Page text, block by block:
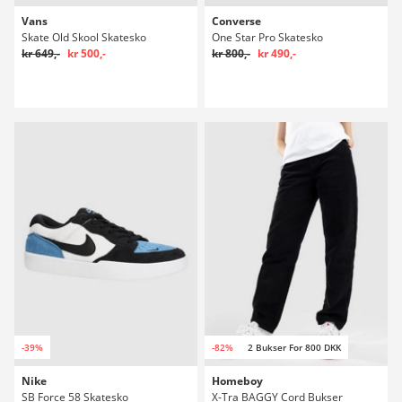
Vans
Skate Old Skool Skatesko
kr 649,- kr 500,-
Converse
One Star Pro Skatesko
kr 800,- kr 490,-
-39%
Nike
SB Force 58 Skatesko
-82% 2 Bukser For 800 DKK
Homeboy
X-Tra BAGGY Cord Bukser